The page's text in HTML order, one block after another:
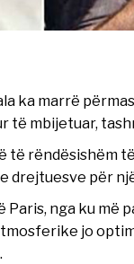
ka marrë
mbijetuar,
të rëndësishëm
drejtuesve për
nga ku më
jo